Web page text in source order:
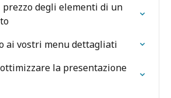
degli elementi di un
ai vostri menu dettagliati
la presentazione